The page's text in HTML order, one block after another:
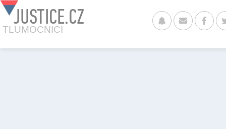
JUSTICE.CZ
TLUMOCNICI